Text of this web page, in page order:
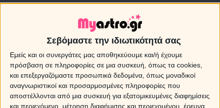
Σεβόμαστε την ιδιωτικότητά σας
Εμείς και οι συνεργάτες μας αποθηκεύουμε και/ή έχουμε
πρόσβαση σε πληροφορίες σε μια συσκευή, όπως τα cookies,
και επεξεργαζόμαστε προσωπικά δεδομένα, όπως μοναδικοί
αναγνωριστικοί και προσαρμοσμένες πληροφορίες που
αποστέλλονται από μια συσκευή για εξατομικευμένες διαφημίσεις
και περιεχόμενο, μέτρηση διαφήμισης και περιεχομένου, έρευνα
αποκτήσεις για τον εαυτό σου, αφού φυσικά θα
φρόντιζες, σαν καλός φιλάνθρωπος, συγγενείς, φίλους
και διάφορο κόσμο που υποφέρει; Ας εξερευνήσουμε,
με την ανάλογη ανάλαφρη διάθεση, ταόνειρα των
Τι θα αγόραζε ένας ΚΡΙΟΣ
• Την αγωνιστική ομάδα της Ferrari. Φούλ τα γκάζια,
φουλ και οι αδρεναλίνες. • Ένα ρετιρέ σε υψόμετρο 621